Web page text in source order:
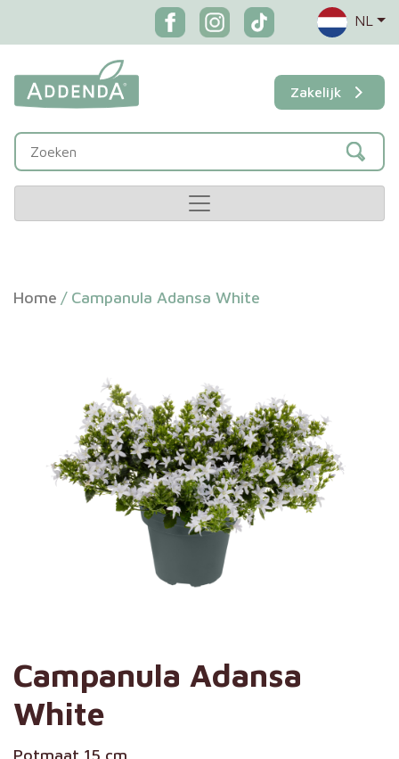
NL
Zakelijk
Home / Campanula Adansa White
Campanula Adansa
White
Potmaat 15 cm